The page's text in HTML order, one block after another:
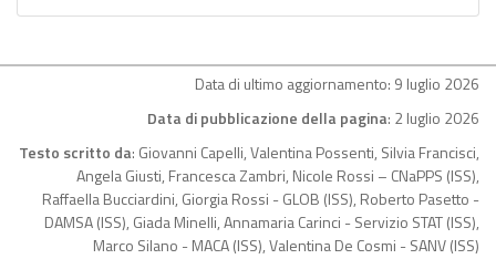
Data di ultimo aggiornamento: 9 luglio 2026
Data di pubblicazione della pagina: 2 luglio 2026
Testo scritto da: Giovanni Capelli, Valentina Possenti, Silvia Francisci,
Angela Giusti, Francesca Zambri, Nicole Rossi – CNaPPS (ISS),
Raffaella Bucciardini, Giorgia Rossi - GLOB (ISS), Roberto Pasetto -
DAMSA (ISS), Giada Minelli, Annamaria Carinci - Servizio STAT (ISS),
Marco Silano - MACA (ISS), Valentina De Cosmi - SANV (ISS)